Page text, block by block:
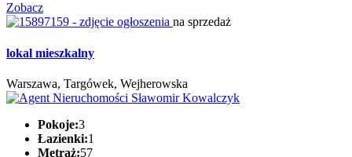
Zobacz
na sprzedaż
lokal mieszkalny
Warszawa, Targówek, Wejherowska
Pokoje:3
Łazienki:1
Metraż:57